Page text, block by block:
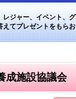
レジャー、イベント、
えてプレゼントをもらお
成施設協議会